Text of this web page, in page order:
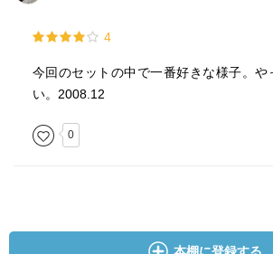
4
今回のセットの中で一番好きな様子。や
い。2008.12
0